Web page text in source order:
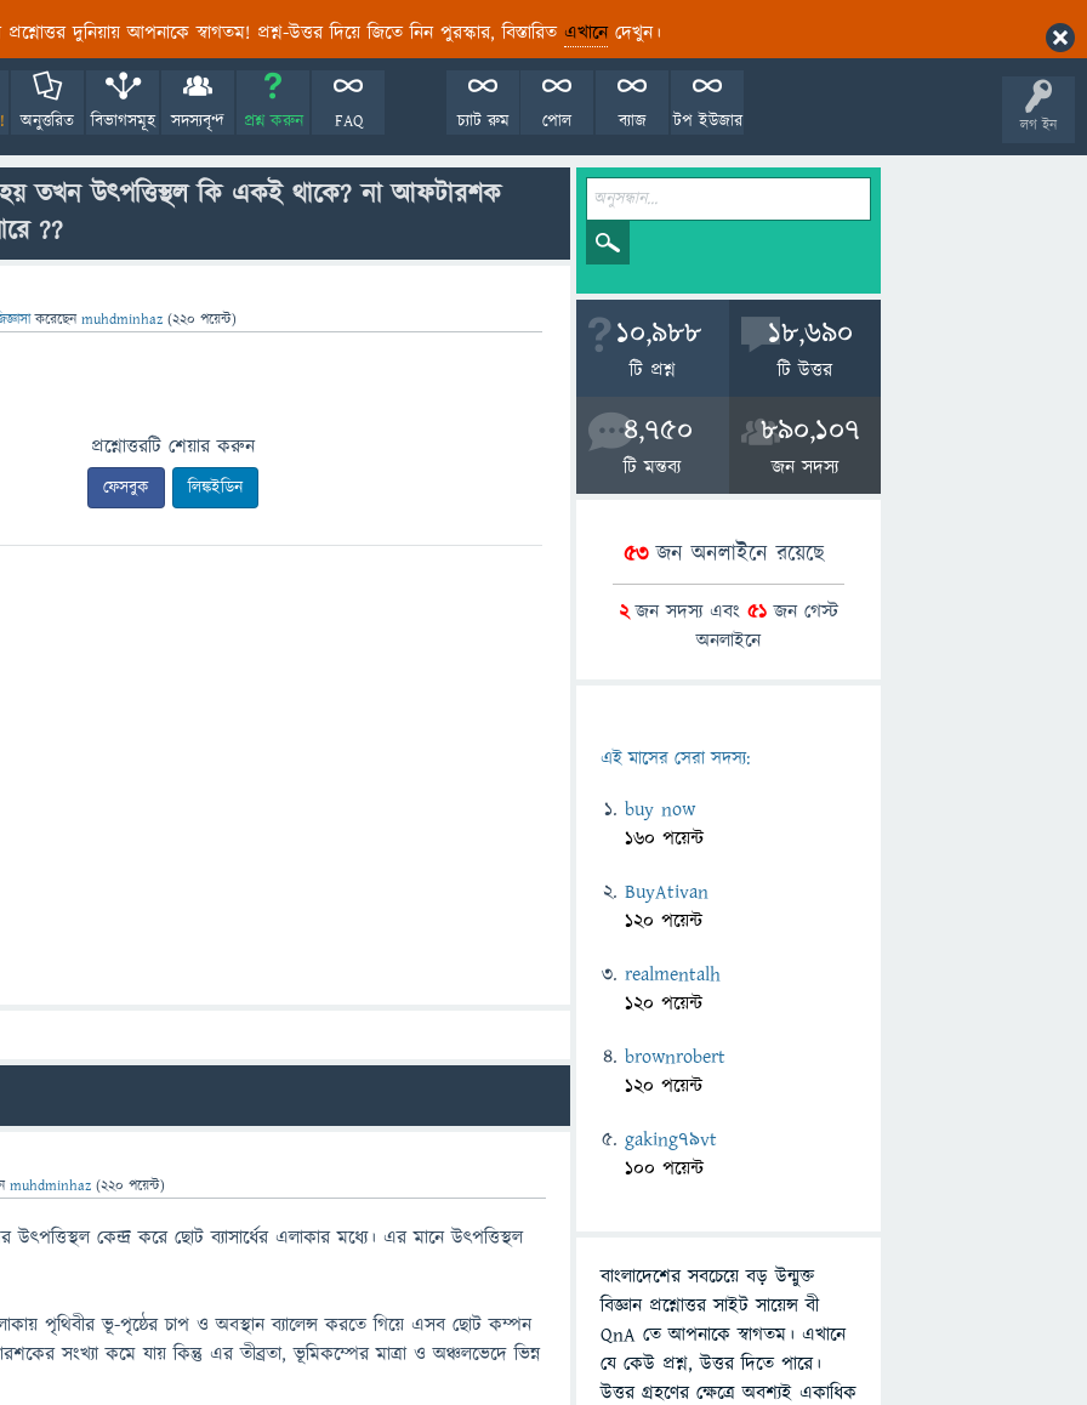
প্রশ্নোত্তর দুনিয়ায় আপনাকে স্বাগতম! প্রশ্ন-উত্তর দিয়ে জিতে নিন পুরস্কার, বিস্তারিত এখানেদেখুন।
লগ ইন
অনুত্তরিত বিভাগসমূহ সদস্যবৃন্দ প্রশ্ন করুন FAQ টপ ইউজার
ব্যাজ
পোল
চ্যাট রুম
তখন উৎপত্তিস্থল কি একই থাকে? না আফটারশক
??
করেছেনmuhdminhaz (220 পয়েন্ট)
প্রশ্নোত্তরটি শেয়ার করুন
ফেসবুক লিঙ্কইডিন
muhdminhaz (220 পয়েন্ট)
কেন্দ্র করে ছোট ব্যাসার্ধের এলাকার মধ্যে। এর মানে উৎপত্তিস্থল
পৃথিবীর ভূ-পৃষ্ঠের চাপ ও অবস্থান ব্যালেন্স করতে গিয়ে এসব ছোট কম্পন
সংখ্যা কমে যায় কিন্তু এর তীব্রতা, ভূমিকম্পের মাত্রা ও অঞ্চলভেদে ভিন্ন
10,988
টি প্রশ্ন
18,690
টি উত্তর
4,750
টি মন্তব্য
890,107
জন সদস্য
53জন অনলাইনে রয়েছে
2জন সদস্য এবং 51 জন গেস্ট
অনলাইনে
এই মাসের সেরা সদস্য:
buy now
160 পয়েন্ট
BuyAtivan
120 পয়েন্ট
realmentalh
120 পয়েন্ট
brownrobert
120 পয়েন্ট
gaking79vt
100 পয়েন্ট
বাংলাদেশের সবচেয়ে বড় উন্মুক্ত
বিজ্ঞান প্রশ্নোত্তর সাইট সায়েন্স বী
QnA তে আপনাকে স্বাগতম। এখানে
যে কেউ প্রশ্ন, উত্তর দিতে পারে।
উত্তর গ্রহণের ক্ষেত্রে অবশ্যই একাধিক